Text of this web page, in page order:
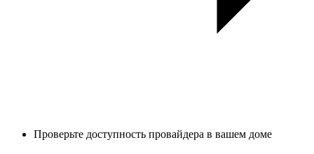
Проверьте доступность провайдера в вашем доме